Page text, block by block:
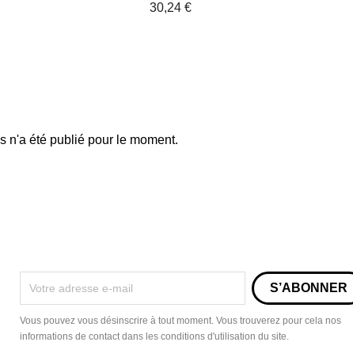
30,24 €
n'a été publié pour le moment.
Vous pouvez vous désinscrire à tout moment. Vous trouverez pour cela nos
informations de contact dans les conditions d'utilisation du site.